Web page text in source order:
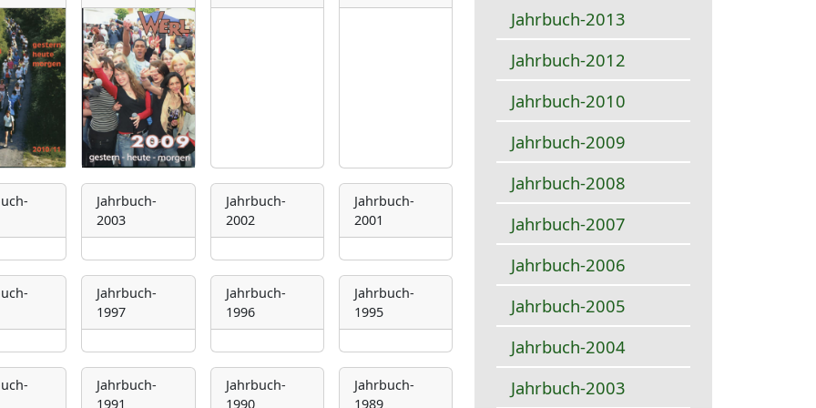
Jahrbuch-2013
Jahrbuch-2012
Jahrbuch-2010
Jahrbuch-2009
Jahrbuch-2008
Jahrbuch-2007
Jahrbuch-2006
Jahrbuch-2005
Jahrbuch-2004
Jahrbuch-2003
Jahrbuch-
2003
Jahrbuch-
2002
Jahrbuch-
2001
Jahrbuch-
1997
Jahrbuch-
1996
Jahrbuch-
1995
Jahrbuch-
1991
Jahrbuch-
1990
Jahrbuch-
1989